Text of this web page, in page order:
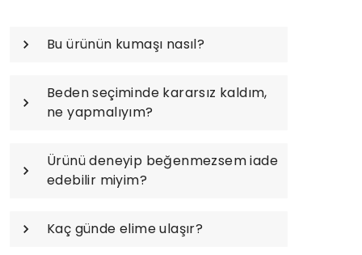
Bu ürünün kumaşı nasıl?
Beden seçiminde kararsız kaldım,
ne yapmalıyım?
Ürünü deneyip beğenmezsem iade
edebilir miyim?
Kaç günde elime ulaşır?